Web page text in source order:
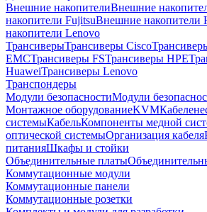
Внешние накопителиВнешние
накопители FujitsuВнешние накопители
накопители Lenovo
ТрансиверыТрансиверы Cisco
EMCТрансиверы FSТрансиверы HPE
HuaweiТрансиверы Lenovo
Транспондеры
Модули безопасностиМодули
Монтажное оборудованиеKVM
системыКабельКомпоненты медной
оптической системыОрганизация кабеля
питанияШкафы и стойки
Объединительные платы
Коммутационные модули
Коммутационные панели
Коммутационные розетки